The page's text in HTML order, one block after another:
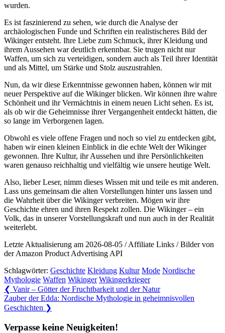
wurden.
Es ist faszinierend zu sehen, wie durch die Analyse der
archäologischen Funde und Schriften ein realistischeres Bild der
Wikinger entsteht. Ihre Liebe zum Schmuck, ihrer Kleidung und
ihrem Aussehen war deutlich erkennbar. Sie trugen nicht nur
Waffen, um sich zu verteidigen, sondern auch als Teil ihrer Identität
und als Mittel, um Stärke und Stolz auszustrahlen.
Nun, da wir diese Erkenntnisse gewonnen haben, können wir mit
neuer Perspektive auf die Wikinger blicken. Wir können ihre wahre
Schönheit und ihr Vermächtnis in einem neuen Licht sehen. Es ist,
als ob wir die Geheimnisse ihrer Vergangenheit entdeckt hätten, die
so lange im Verborgenen lagen.
Obwohl es viele offene Fragen und noch so viel zu entdecken gibt,
haben wir einen kleinen Einblick in die echte Welt der Wikinger
gewonnen. Ihre Kultur, ihr Aussehen und ihre Persönlichkeiten
waren genauso reichhaltig und vielfältig wie unsere heutige Welt.
Also, lieber Leser, nimm dieses Wissen mit und teile es mit anderen.
Lass uns gemeinsam die alten Vorstellungen hinter uns lassen und
die Wahrheit über die Wikinger verbreiten. Mögen wir ihre
Geschichte ehren und ihren Respekt zollen. Die Wikinger – ein
Volk, das in unserer Vorstellungskraft und nun auch in der Realität
weiterlebt.
Letzte Aktualisierung am 2026-08-05 / Affiliate Links / Bilder von
der Amazon Product Advertising API
Schlagwörter: Geschichte Kleidung Kultur Mode Nordische
Mythologie Waffen Wikinger Wikingerkrieger
Beitragsnavigation
❮ Previous
Post:
Vanir – Götter der Fruchtbarkeit und der Natur
Next
Post:
Zauber der Edda: Nordische Mythologie in geheimnisvollen
Geschichten ❯
Verpasse keine Neuigkeiten!